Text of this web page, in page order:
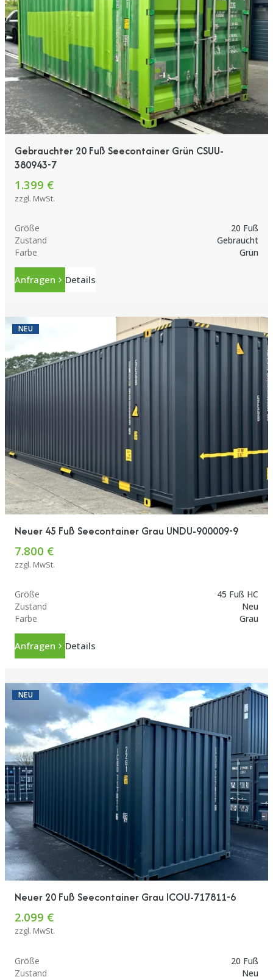
Gebrauchter 20 Fuß Seecontainer Grün CSUU-
380943-7
1.399 €
zzgl. MwSt.
Größe
20 Fuß
Zustand
Gebraucht
Farbe
Grün
Anfragen Details
NEU
Neuer 45 Fuß Seecontainer Grau UNDU-900009-9
7.800 €
zzgl. MwSt.
Größe
45 Fuß HC
Zustand
Neu
Farbe
Grau
Anfragen Details
NEU
Neuer 20 Fuß Seecontainer Grau ICOU-717811-6
2.099 €
zzgl. MwSt.
Größe
20 Fuß
Zustand
Neu